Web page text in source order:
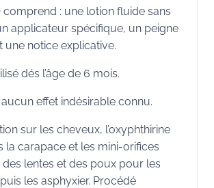
comprend : une lotion fluide sans
applicateur spécifique, un peigne
une notice explicative.
dés l’âge de 6 mois.
effet indésirable connu.
sur les cheveux, l’oxyphthirine
la carapace et les mini-orifices
lentes et des poux pour les
les asphyxier. Procédé